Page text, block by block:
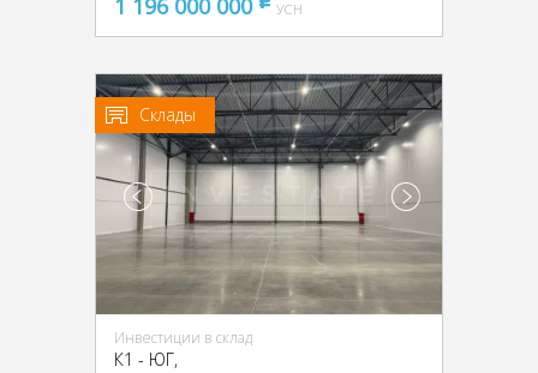
УСН
Склады
Инвестиции в склад
К1 - ЮГ,